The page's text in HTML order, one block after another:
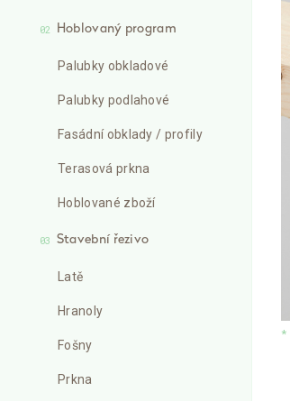
02 Hoblovaný program
Palubky obkladové
Palubky podlahové
Fasádní obklady / profily
Terasová prkna
Hoblované zboží
03 Stavební řezivo
Latě
Hranoly
Fošny
Prkna
*